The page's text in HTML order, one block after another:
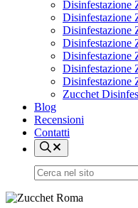
Disinfestazione
Disinfestazione
Disinfestazione
Disinfestazione
Disinfestazione
Disinfestazione
Disinfestazione
Zucchet
Blog
Recensioni
Contatti
Cerca
nel
sito
nel